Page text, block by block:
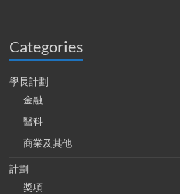
Categories
學長計劃
金融
醫科
商業及其他
計劃
獎項